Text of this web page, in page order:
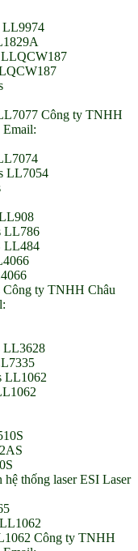
LL9974
LLQCW187
Công ty TNHH
Email:
LL7054
LL786
LL484
Công ty TNHH Châu
LL3628
LL1062
thống laser ESI Laser
Công ty TNHH